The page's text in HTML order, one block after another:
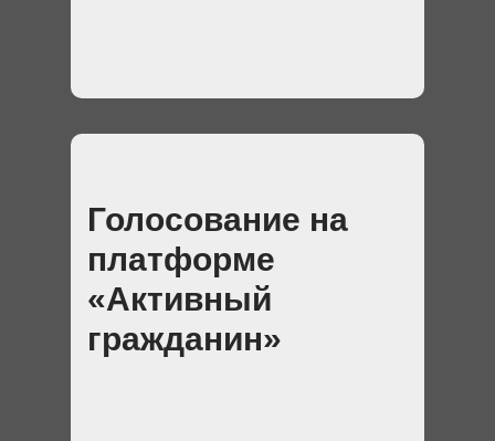
Голосование на
платформе
«Активный
гражданин»